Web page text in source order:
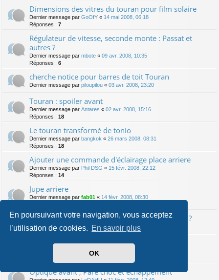
En poursuivant votre navigation, vous acceptez
l’utilisation de cookies. En savoir plus
OK
Dimensions des vitres du touran pour film solaire
Dernier message par GoOfY « 14 mai 2008, 06:18
Réponses : 7
Régulateur de vitesse, seconde monte : Passat et
autres ?
Dernier message par mbote « 09 avr. 2008, 10:35
Réponses : 6
cherche notice pour barres de toit Touran
Dernier message par piloupilou « 03 avr. 2008, 23:20
Touran : spoiler avant
Dernier message par Antares « 02 avr. 2008, 15:16
Réponses : 18
Le touran transformé de tonio
Dernier message par bangkok « 26 mars 2008, 08:31
Réponses : 18
Ajouter une commande d'éclairage place arriere
Dernier message par Phil DSG « 15 févr. 2008, 22:12
Réponses : 14
Jupe arriere
Dernier message par fab01 « 14 févr. 2008, 08:30
VW Passat : démonter compteur pour anneaux ?
Dernier message parspawn064«13 févr. 2008, 01:54
RUBESCH
Optique avant , Pare choc et echappement